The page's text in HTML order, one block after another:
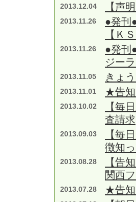
2013.12.04 【声
2013.11.26
●発刊
【Ｋ
2013.11.26
●発刊
ジー
2013.11.05 きょ
2013.11.01 ★告
2013.10.02
【毎
査請求
2013.09.03
【毎
徴知
2013.08.28
【告
関西
2013.07.28 ★告